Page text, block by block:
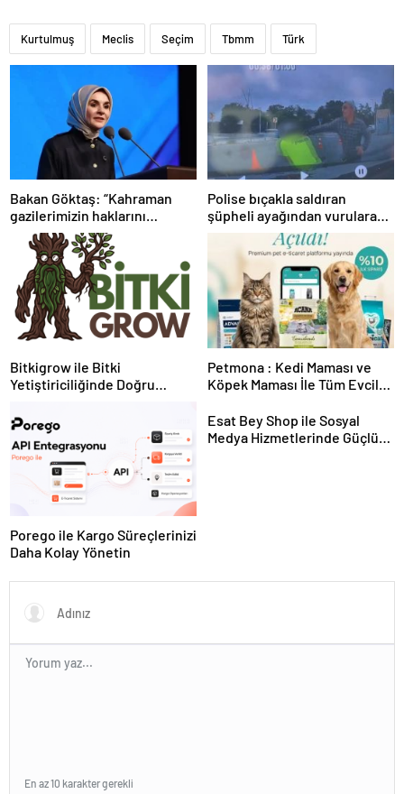
Kurtulmuş Meclis Seçim Tbmm Türk
Bakan Göktaş: “Kahraman
gazilerimizin haklarını
güçlendiren yeni bir dönemin
kapılarını aralıyoruz”
Polise bıçakla saldıran
şüpheli ayağından vurularak
yakalandı
Bitkigrow ile Bitki
Yetiştiriciliğinde Doğru
Petmona : Kedi Maması ve
Köpek Maması İle Tüm Evcil
Porego ile Kargo Süreçlerinizi
Daha Kolay Yönetin
Esat Bey Shop ile Sosyal
Medya Hizmetlerinde Güçlü
En az 10 karakter gerekli